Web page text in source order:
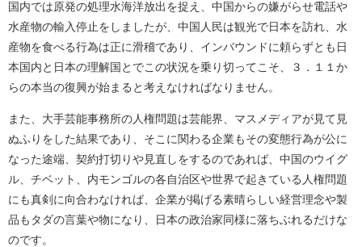
国内では原発の処理水海洋放出を捉え、中国からの嫌がらせ電話や
水産物の輸入停止をしましたが、中国人民は観光で日本を訪れ、水
産物を食べる行為は正に滑稽であり、インバウンドに頼らずとも日
本国内と日本の理解国とでこの状況を乗り切ってこそ、３．１１か
らの本当の復興が始まると考えなければなりません。
また、大手芸能事務所の人権問題は芸能界、マスメディアが見て見
ぬふりをした結果であり、そこに関わる企業もその変態行為が公に
なった途端、契約打切りや見直しをするのであれば、中国のウイグ
ル、チベット、内モンゴルの各自治区や世界で起きている人権問題
にも真剣に向合わなければ、企業が掲げる素晴らしい経営理念や製
品もタダの言葉や物になり、日本の政治家同様に落ちぶれるだけな
のです。